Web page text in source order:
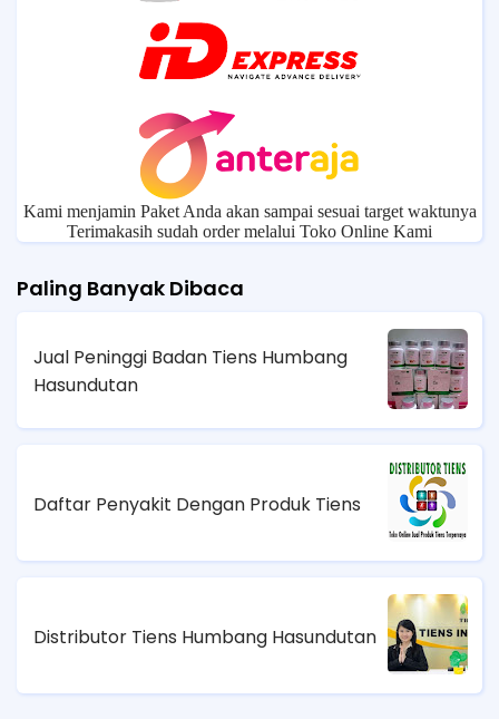
Kami menjamin Paket Anda akan sampai sesuai target waktunya
Terimakasih sudah order melalui Toko Online Kami
Paling Banyak Dibaca
Jual Peninggi Badan Tiens Humbang
Hasundutan
Daftar Penyakit Dengan Produk Tiens
Distributor Tiens Humbang Hasundutan